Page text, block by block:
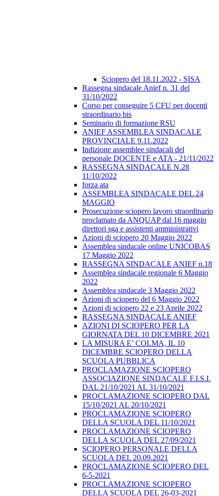
Sciopero del 18.11.2022 - SISA
Rassegna sindacale Anief n. 31 del
31/10/2022
Corso per conseguire 5 CFU per docenti
straordinario bis
Seminario di formazione RSU
ANIEF ASSEMBLEA SINDACALE
PROVINCIALE 9.11.2022
Indizione assemblee sindacali del
personale DOCENTE e ATA - 21/11/2022
RASSEGNA SINDACALE N.28
11/10/2022
forza ata
ASSEMBLEA SINDACALE DEL 24
MAGGIO
Prosecuzione sciopero lavoro straordinario
proclamato da ANQUAP dal 16 maggio
direttori sga e assistenti amministrativi
Azioni di sciopero 20 Maggio 2022
Assemblea sindacale online UNICOBAS
17 Maggio 2022
RASSEGNA SINDACALE ANIEF n.18
Assemblea sindacale regionale 6 Maggio
2022
Assemblea sindacale 3 Maggio 2022
Azioni di sciopero del 6 Maggio 2022
Azioni di sciopero 22 e 23 Aprile 2022
RASSEGNA SINDACALE ANIEF
AZIONI DI SCIOPERO PER LA
GIORNATA DEL 10 DICEMBRE 2021
LA MISURA E’ COLMA, IL 10
DICEMBRE SCIOPERO DELLA
SCUOLA PUBBLICA
PROCLAMAZIONE SCIOPERO
ASSOCIAZIONE SINDACALE F.I.S.I.
DAL 21/10/2021 AL 31/10/2021
PROCLAMAZIONE SCIOPERO DAL
15/10/2021 AL 20/10/2021
PROCLAMAZIONE SCIOPERO
DELLA SCUOLA DEL 11/10/2021
PROCLAMAZIONE SCIOPERO
DELLA SCUOLA DEL 27/09/2021
SCIOPERO PERSONALE DELLA
SCUOLA DEL 20.09.2021
PROCLAMAZIONE SCIOPERO DEL
6-5-2021
PROCLAMAZIONE SCIOPERO
DELLA SCUOLA DEL 26-03-2021